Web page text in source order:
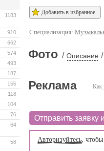
1183
910
662
574
493
187
155
118
104
76
64
58
Добавить в избранное
Специализация:
Фото / Описание /
Как
Реклама
Отправить заявку
Авторизуйтесь,